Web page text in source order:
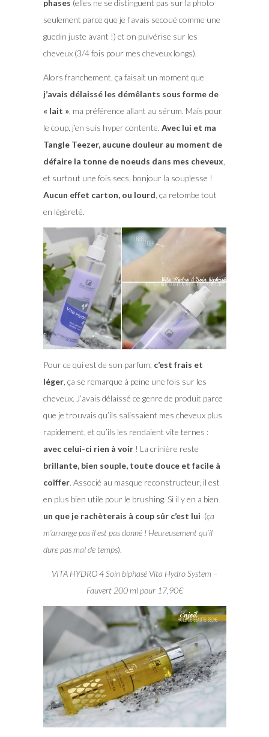
phases (elles ne se distinguent pas sur la photo
seulement parce que je l’avais secoué comme une
guedin juste avant !) et on pulvérise sur les
cheveux (3/4 fois pour mes cheveux longs).
Alors franchement, ça faisait un moment que
j’avais délaissé les démêlants sous forme de
« lait », ma préférence allant au sérum. Mais pour
le coup, j’en suis hyper contente. Avec lui et ma
Tangle Teezer, aucune douleur au moment de
défaire la tonne de noeuds dans mes cheveux
et surtout une fois secs, bonjour la souplesse !
Aucun effet carton, ou lourd , ça retombe tout
en légèreté.
Pour ce qui est de son parfum, c’est frais et
léger, ça se remarque à peine une fois sur les
cheveux. J’avais délaissé ce genre de produit parce
que je trouvais qu’ils salissaient mes cheveux plus
rapidement, et qu’ils les rendaient vite ternes :
avec celui-ci rien à voir! La crinière reste
brillante, bien souple, toute douce et facile à
coiffer. Associé au masque reconstructeur, il est
en plus bien utile pour le brushing. Si il y en a bien
un que je rachèterais à coup sûr c’est lui (ça
m’arrange pas il est pas donné ! Heureusement qu’il
dure pas mal de temps).
VITA HYDRO 4 Soin biphasé Vita Hydro System –
Fauvert 200 ml pour 17,90€